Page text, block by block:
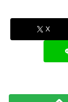
X